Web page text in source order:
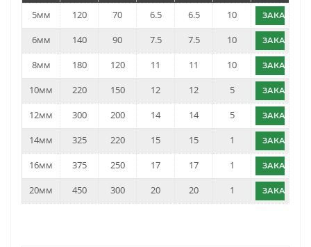
5мм
120 70 6.5 6.5 10 ЗАКАЗАТЬ
6мм 140 90 7.5 7.5 10 ЗАКАЗАТЬ
8мм 180 120 11 11 10 ЗАКАЗАТЬ
10мм 220 150 12 12 5 ЗАКАЗАТЬ
12мм 300 200 14 14 5 ЗАКАЗАТЬ
14мм 325 220 15 15 1 ЗАКАЗАТЬ
16мм 375 250 17 17 1 ЗАКАЗАТЬ
20мм 450 300 20 20 1 ЗАКАЗАТЬ